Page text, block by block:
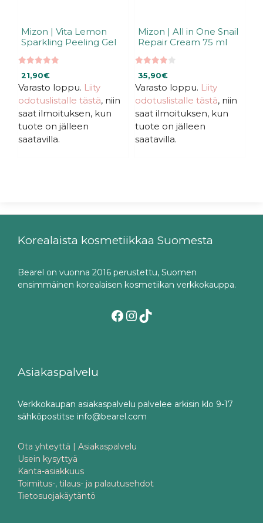
Mizon | Vita Lemon
Sparkling Peeling Gel
5:stä
21,90€
Varasto loppu. Liity
odotuslistalle tästä, niin
saat ilmoituksen, kun
tuote on jälleen
saatavilla.
Mizon | All in One Snail
Repair Cream 75 ml
5:stä
35,90€
Varasto loppu. Liity
odotuslistalle tästä, niin
saat ilmoituksen, kun
tuote on jälleen
saatavilla.
Korealaista kosmetiikkaa Suomesta
Bearel on vuonna 2016 perustettu, Suomen
ensimmäinen korealaisen kosmetiikan verkkokauppa.
Facebook
Instagram
TikTok
Asiakaspalvelu
Verkkokaupan asiakaspalvelu palvelee arkisin klo 9-17
sähköpostitse info@bearel.com
Ota yhteyttä | Asiakaspalvelu
Usein kysyttyä
Kanta-asiakkuus
Toimitus-, tilaus- ja palautusehdot
Tietosuojakäytäntö